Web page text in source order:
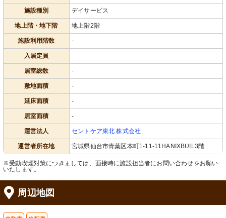
施設種別 デイサービス
地上階・地下階 地上階2階
施設利用階数 -
入居定員 -
居室総数 -
敷地面積 -
延床面積 -
居室面積 -
運営法人 セントケア東北 株式会社
運営者所在地 宮城県仙台市青葉区本町1-11-11HANIXBUIL3階
※受動喫煙対策につきましては、面接時に施設担当者にお問い合わせをお願い
いたします。
周辺地図